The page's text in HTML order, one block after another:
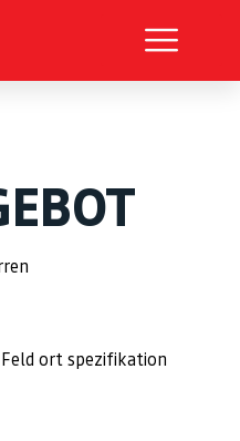
ort spezifikation